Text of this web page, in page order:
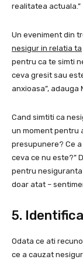
realitatea actuala.”
Un eveniment din
nesigur in relatia ta
pentru ca te simti
ceva gresit sau
anxioasa”, adauga
Cand simtiti ca
un moment pentru
presupunere? Ce
ceva ce nu este?”
pentru
doar atat –
5.
Odata ce ati
ce a cauzat